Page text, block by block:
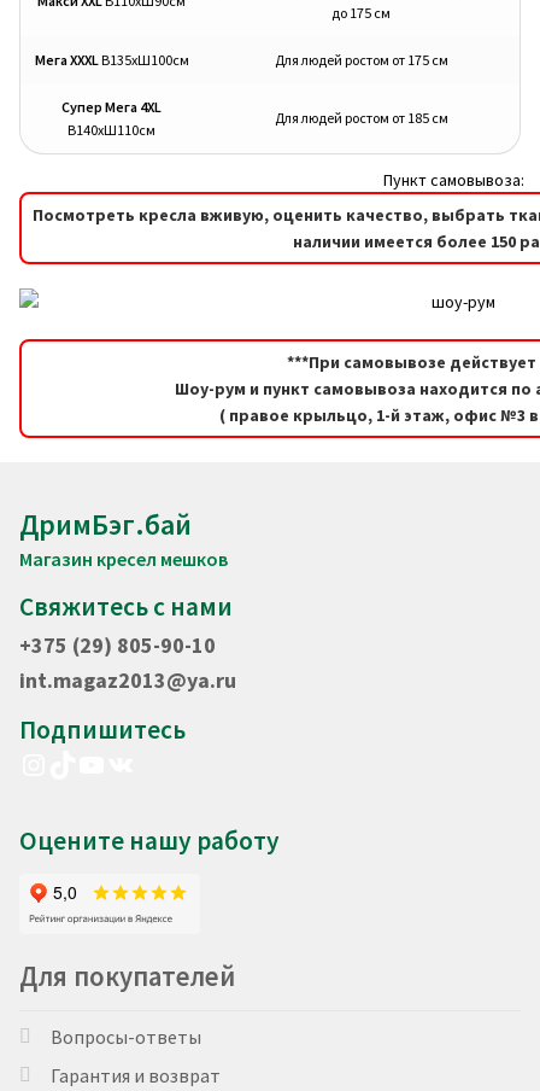
до 175 см
Мега XXXL В135хШ100см Для людей ростом от 175 см
Супер Мега 4XL
В140хШ110см
Для людей ростом от 185 см
Пункт самовывоза:
Посмотреть кресла вживую, оценить качество, выбрать
наличии имеется более 150
***При самовывозе
Шоу-рум и пункт самовывоза находится по
( правое крыльцо, 1-й этаж, офис №3
ДримБэг.бай
Магазин кресел мешков
Свяжитесь с нами
+375 (29) 805-90-10
int.magaz2013@ya.ru
Подпишитесь
Оцените нашу работу
Для покупателей
Вопросы-ответы
Гарантия и возврат